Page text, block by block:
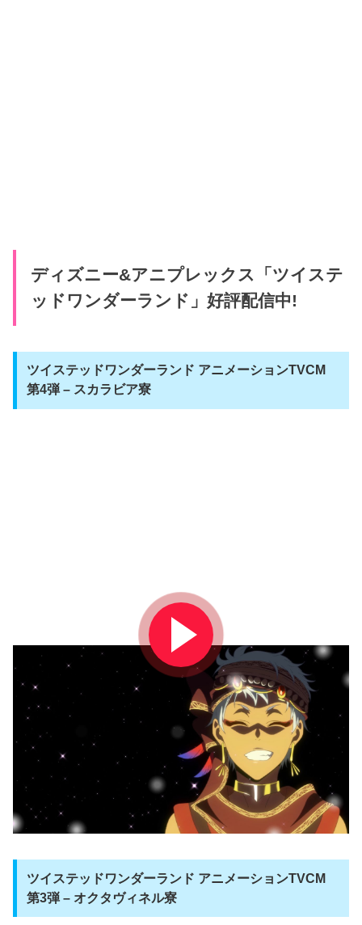
ディズニー&アニプレックス「ツイステ
ッドワンダーランド」好評配信中!
ツイステッドワンダーランド アニメーションTVCM
第4弾 – スカラビア寮
ツイステッドワンダーランド アニメーションTVCM
第3弾 – オクタヴィネル寮